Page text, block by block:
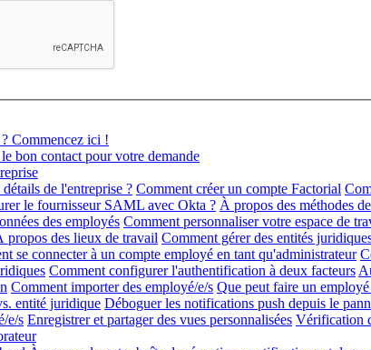
Commencez ici !
bon contact pour votre demande
de l'entreprise ? Comment créer un compte Factorial
le fournisseur SAML avec Okta ? À propos des méthodes
des employés Comment personnaliser votre espace de
propos des lieux de travail Comment gérer des entités
se connecter à un compte employé en tant qu'administrateur
Comment configurer l'authentification à deux facteurs
Comment importer des employé/e/s Que peut faire un
entité juridique Déboguer les notifications push depuis le
e/s Enregistrer et partager des vues personnalisées Vérification